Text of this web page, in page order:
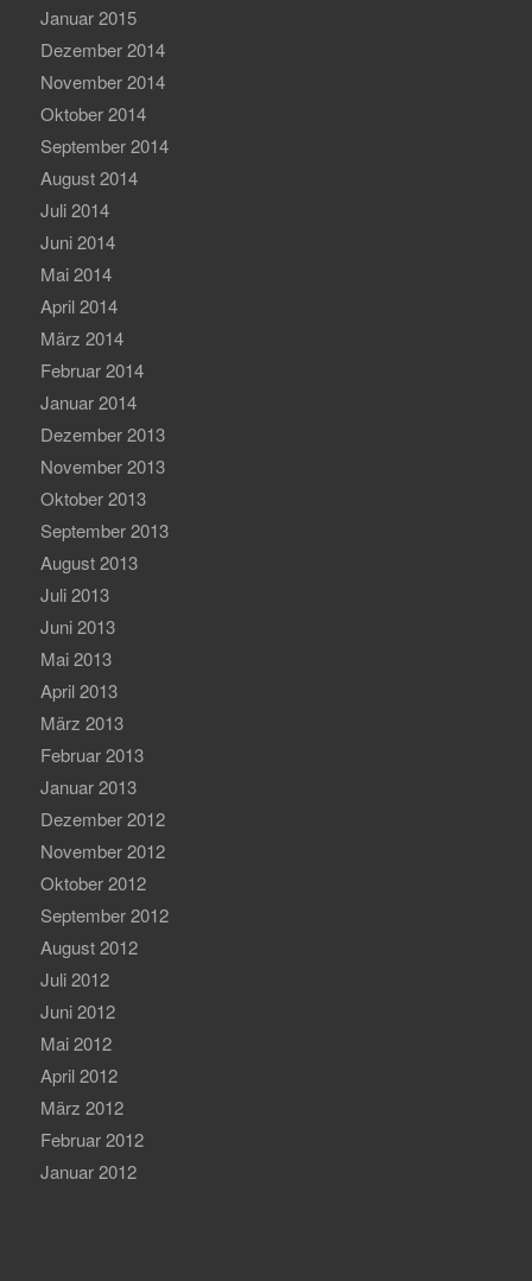
Januar 2015
Dezember 2014
November 2014
Oktober 2014
September 2014
August 2014
Juli 2014
Juni 2014
Mai 2014
April 2014
März 2014
Februar 2014
Januar 2014
Dezember 2013
November 2013
Oktober 2013
September 2013
August 2013
Juli 2013
Juni 2013
Mai 2013
April 2013
März 2013
Februar 2013
Januar 2013
Dezember 2012
November 2012
Oktober 2012
September 2012
August 2012
Juli 2012
Juni 2012
Mai 2012
April 2012
März 2012
Februar 2012
Januar 2012